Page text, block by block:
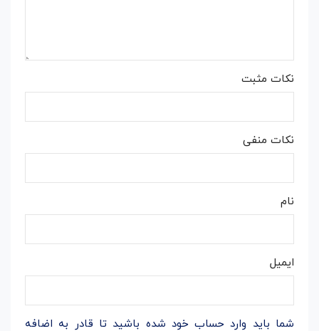
نکات مثبت
نکات منفی
نام
ایمیل
شما باید وارد حساب خود شده باشید تا قادر به اضافه